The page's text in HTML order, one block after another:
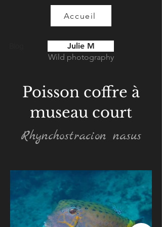
Accueil
Julie M
Wild photography
Poisson coffre à
museau court
Rhynchostracion nasus